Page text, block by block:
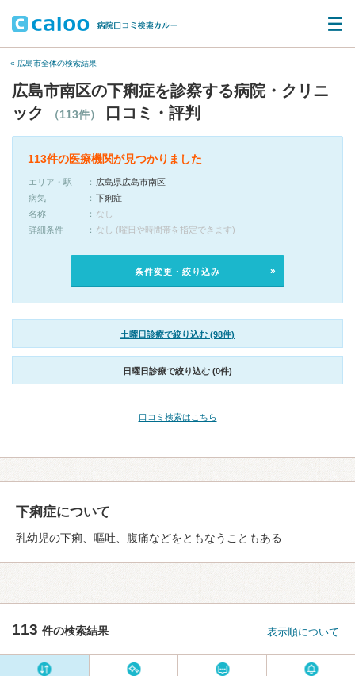
« 広島市全体の検索結果
広島市南区の下痢症を診察する病院・クリニ
ック
（113件） 口コミ・評判
113件の医療機関が見つかりました
エリア・駅
広島県広島市南区
病気
下痢症
名称
なし
詳細条件
なし (曜日や時間帯を指定できます)
条件変更・絞り込み
土曜日診療で絞り込む (98件)
日曜日診療で絞り込む (0件)
口コミ検索はこちら
下痢症について
乳幼児の下痢、嘔吐、腹痛などをともなうこともある
113 件の検索結果 表示順について